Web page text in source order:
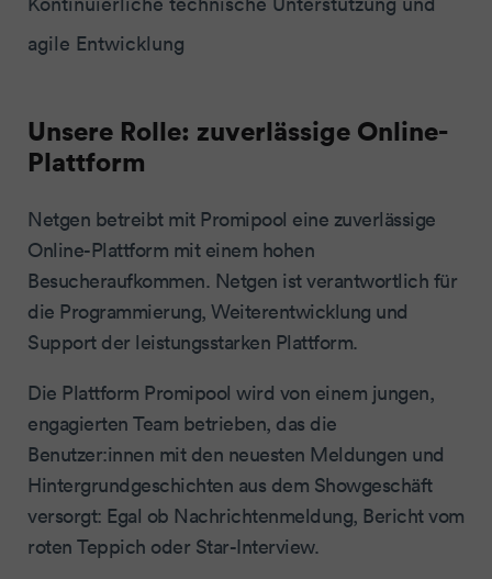
agile Entwicklung
Unsere Rolle: zuverlässige Online-
Plattform
Netgen betreibt mit Promipool eine zuverlässige
Online-Plattform mit einem hohen
Besucheraufkommen. Netgen ist verantwortlich für
die Programmierung, Weiterentwicklung und
Support der leistungsstarken Plattform.
Die Plattform Promipool wird von einem jungen,
engagierten Team betrieben, das die
Benutzer:innen mit den neuesten Meldungen und
Hintergrundgeschichten aus dem Showgeschäft
versorgt: Egal ob Nachrichtenmeldung, Bericht vom
roten Teppich oder Star-Interview.